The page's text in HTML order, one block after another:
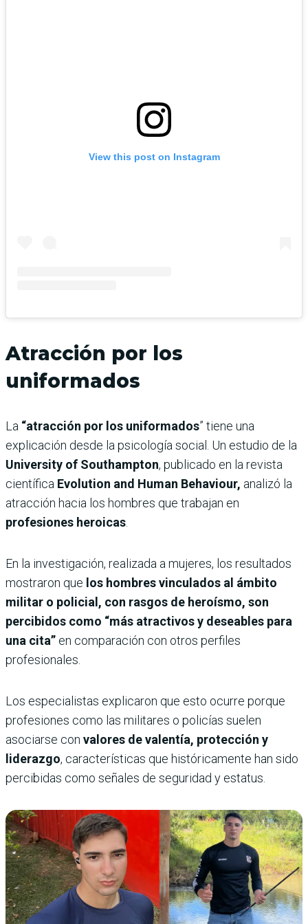
View this post on Instagram
Atracción por los
uniformados
La “atracción por los uniformados” tiene una
explicación desde la psicología social. Un estudio de la
University of Southampton, publicado en la revista
científica Evolution and Human Behaviour, analizó la
atracción hacia los hombres que trabajan en
profesiones heroicas
En la investigación, realizada a mujeres, los resultados
mostraron que los hombres vinculados al ámbito
militar o policial, con rasgos de heroísmo, son
percibidos como “más atractivos y deseables para
una cita” en comparación con otros perfiles
profesionales.
Los especialistas explicaron que esto ocurre porque
profesiones como las militares o policías suelen
asociarse con valores de valentía, protección y
liderazgo, características que históricamente han sido
percibidas como señales de seguridad y estatus.